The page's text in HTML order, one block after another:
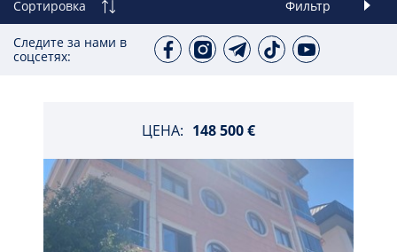
Сортировка Фильтр
Следите за нами в
соцсетях:
ЦЕНА: 148 500 €